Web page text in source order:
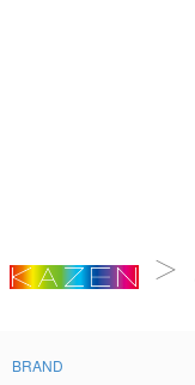
BRAND